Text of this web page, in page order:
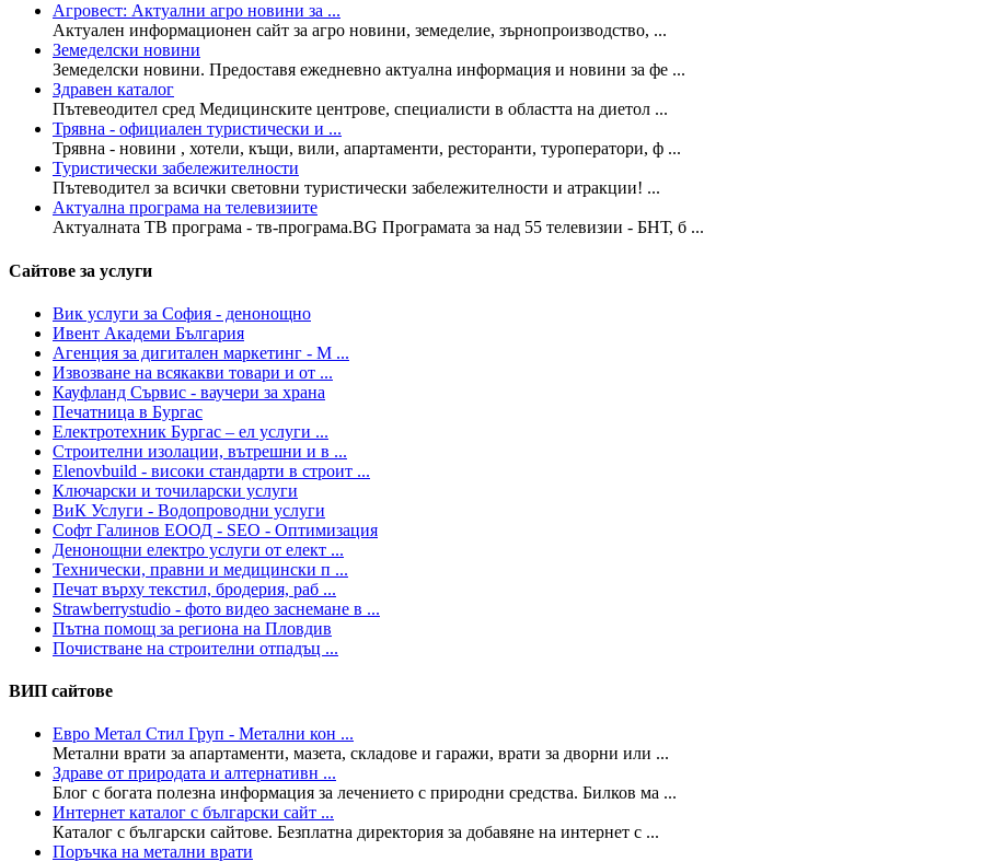
Агровест: Актуални агро новини за ...
Актуален информационен сайт за агро новини, земеделие, зърнопроизводство, ...
Земеделски новини
Земеделски новини. Предоставя ежедневно актуална информация и новини за фе ...
Здравен каталог
Пътевеодител сред Медицинските центрове, специалисти в областта на диетол ...
Трявна - официален туристически и ...
Трявна - новини , хотели, къщи, вили, апартаменти, ресторанти, туроператори, ф ...
Туристически забележителности
Пътеводител за всички световни туристически забележителности и атракции! ...
Актуална програма на телевизиите
Актуалната ТВ програма - тв-програма.BG Програмата за над 55 телевизии - БНТ, б ...
Сайтове за услуги
Вик услуги за София - денонощно
Ивент Академи България
Агенция за дигитален маркетинг - М ...
Извозване на всякакви товари и от ...
Кауфланд Сървис - ваучери за храна
Печатница в Бургас
Електротехник Бургас – ел услуги ...
Строителни изолации, вътрешни и в ...
Elenovbuild - високи стандарти в строит ...
Ключарски и точиларски услуги
ВиК Услуги - Водопроводни услуги
Софт Галинов ЕООД - SEO - Oптимизация
Денонощни електро услуги от елект ...
Технически, правни и медицински п ...
Печат върху текстил, бродерия, раб ...
Strawberrystudio - фото видео заснемане в ...
Пътна помощ за региона на Пловдив
Почистване на строителни отпадъц ...
ВИП сайтове
Евро Метал Стил Груп - Метални кон ...
Метални врати за апартаменти, мазета, складове и гаражи, врати за дворни или ...
Здраве от природата и алтернативн ...
Блог с богата полезна информация за лечението с природни средства. Билков ма ...
Интернет каталог с български сайт ...
Каталог с български сайтове. Безплатна директория за добавяне на интернет с ...
Поръчка на метални врати